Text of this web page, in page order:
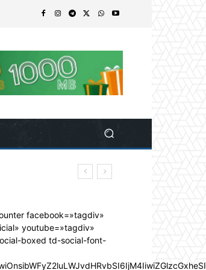
facebook=»tagdiv»
youtube=»tagdiv»
boxed td-social-font-